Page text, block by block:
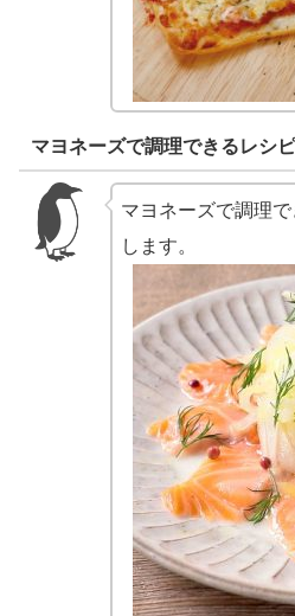
マヨネーズで調理できるレシ
マヨネーズで調理
します。